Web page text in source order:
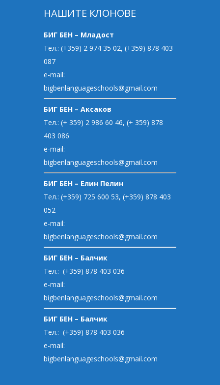
НАШИТЕ КЛОНОВЕ
БИГ БЕН – Младост
Тел.: (+359) 2 974 35 02, (+359) 878 403
087
e-mail:
bigbenlanguageschools@gmail.com
БИГ БЕН – Аксаков
Тел.: (+ 359) 2 986 60 46, (+ 359) 878
403 086
e-mail:
bigbenlanguageschools@gmail.com
БИГ БЕН – Елин Пелин
Тел.: (+359) 725 600 53, (+359) 878 403
052
e-mail:
bigbenlanguageschools@gmail.com
БИГ БЕН – Балчик
Тел.: (+359) 878 403 036
e-mail:
bigbenlanguageschools@gmail.com
БИГ БЕН – Балчик
Тел.: (+359) 878 403 036
e-mail:
bigbenlanguageschools@gmail.com